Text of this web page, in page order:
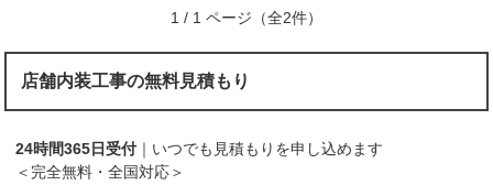
1 / 1 ページ（全2件）
店舗内装工事の無料見積もり
24時間365日受付 ｜いつでも見積もりを申し込めます
＜完全無料・全国対応＞